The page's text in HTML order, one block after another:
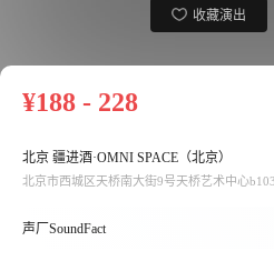
收藏演出
¥188 - 228
北京 疆进酒·OMNI SPACE（北京）
北京市西城区天桥南大街9号天桥艺术中心
声厂SoundFact